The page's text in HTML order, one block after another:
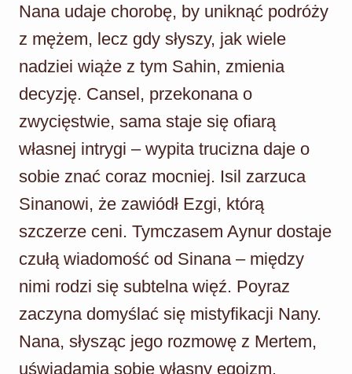
Nana udaje chorobę, by uniknąć podróży
z mężem, lecz gdy słyszy, jak wiele
nadziei wiąże z tym Sahin, zmienia
decyzję. Cansel, przekonana o
zwycięstwie, sama staje się ofiarą
własnej intrygi – wypita trucizna daje o
sobie znać coraz mocniej. Isil zarzuca
Sinanowi, że zawiódł Ezgi, którą
szczerze ceni. Tymczasem Aynur dostaje
czułą wiadomość od Sinana – między
nimi rodzi się subtelna więź. Poyraz
zaczyna domyślać się mistyfikacji Nany.
Nana, słysząc jego rozmowę z Mertem,
uświadamia sobie własny egoizm.